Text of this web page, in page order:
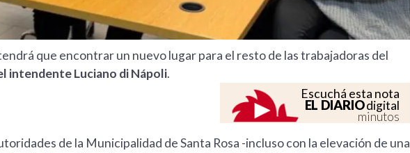
que encontrar un nuevo lugar para el resto de las trabajadoras del
intendente Luciano di Nápoli.
Escuchá esta nota
EL DIARIOdigital
minutos
de la Municipalidad de Santa Rosa -incluso con la elevación de una